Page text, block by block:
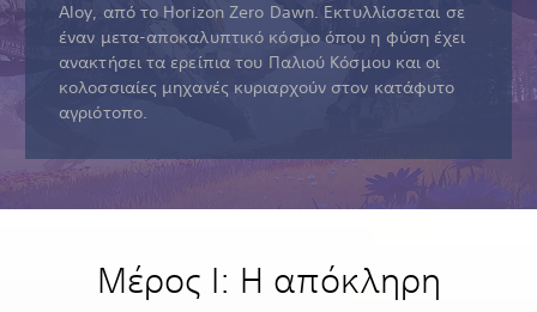
Aloy, από το Horizon Zero Dawn. Εκτυλλίσσεται σε
έναν μετα-αποκαλυπτικό κόσμο όπου η φύση έχει
ανακτήσει τα ερείπια του Παλιού Κόσμου και οι
κολοσσιαίες μηχανές κυριαρχούν στον κατάφυτο
αγριότοπο.
Μέρος I: Η απόκληρη